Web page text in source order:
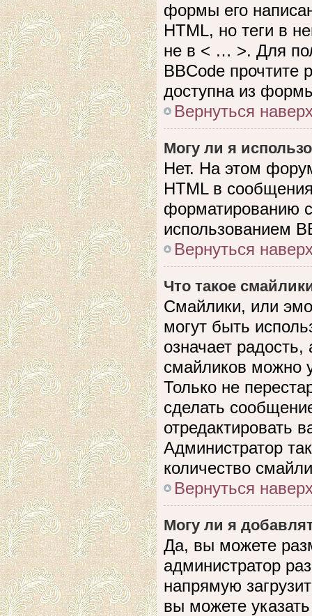
формы его
HTML, но теги в
не в < … >. Для
BBCode прочтите
доступна из
Вернуться
Могу ли я
Нет. На этом
HTML в
форматированию
использованием
Вернуться
Что такое
Смайлики, или
могут быть
означает
смайликов можно
Только не
сделать
отредактировать
Администратор
количество
Вернуться
Могу ли я
Да, вы можете
администратор
напрямую
вы можете